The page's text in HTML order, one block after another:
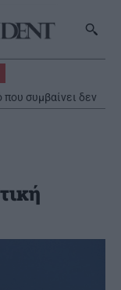
συμβαίνει δεν